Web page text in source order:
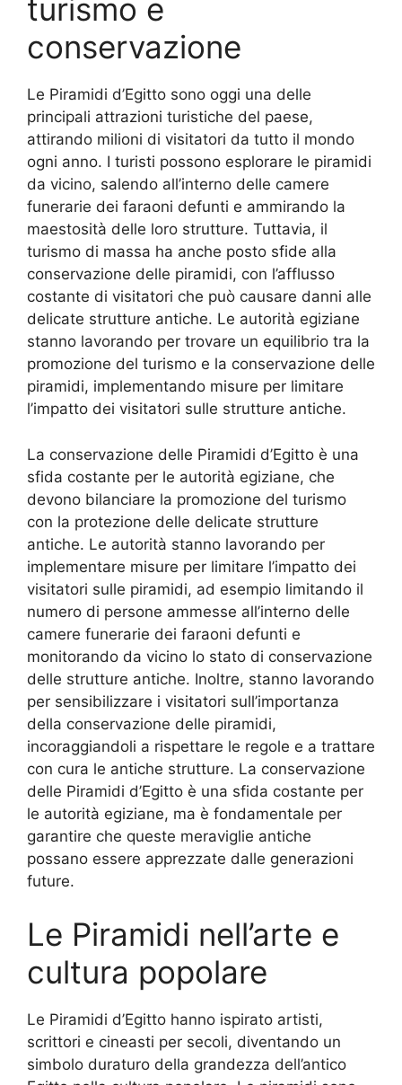
turismo e
conservazione
Le Piramidi d’Egitto sono oggi una delle
principali attrazioni turistiche del paese,
attirando milioni di visitatori da tutto il mondo
ogni anno. I turisti possono esplorare le piramidi
da vicino, salendo all’interno delle camere
funerarie dei faraoni defunti e ammirando la
maestosità delle loro strutture. Tuttavia, il
turismo di massa ha anche posto sfide alla
conservazione delle piramidi, con l’afflusso
costante di visitatori che può causare danni alle
delicate strutture antiche. Le autorità egiziane
stanno lavorando per trovare un equilibrio tra la
promozione del turismo e la conservazione delle
piramidi, implementando misure per limitare
l’impatto dei visitatori sulle strutture antiche.
La conservazione delle Piramidi d’Egitto è una
sfida costante per le autorità egiziane, che
devono bilanciare la promozione del turismo
con la protezione delle delicate strutture
antiche. Le autorità stanno lavorando per
implementare misure per limitare l’impatto dei
visitatori sulle piramidi, ad esempio limitando il
numero di persone ammesse all’interno delle
camere funerarie dei faraoni defunti e
monitorando da vicino lo stato di conservazione
delle strutture antiche. Inoltre, stanno lavorando
per sensibilizzare i visitatori sull’importanza
della conservazione delle piramidi,
incoraggiandoli a rispettare le regole e a trattare
con cura le antiche strutture. La conservazione
delle Piramidi d’Egitto è una sfida costante per
le autorità egiziane, ma è fondamentale per
garantire che queste meraviglie antiche
possano essere apprezzate dalle generazioni
future.
Le Piramidi nell’arte e
cultura popolare
Le Piramidi d’Egitto hanno ispirato artisti,
scrittori e cineasti per secoli, diventando un
simbolo duraturo della grandezza dell’antico